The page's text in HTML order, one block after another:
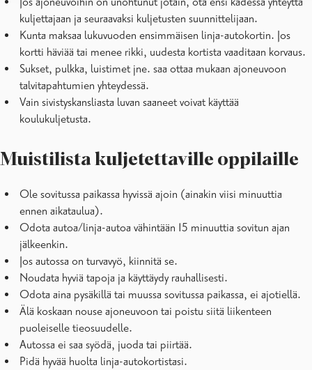
kuljettajaan ja seuraavaksi kuljetusten suunnittelijaan.
Kunta maksaa lukuvuoden ensimmäisen linja-autokortin. Jos
kortti häviää tai menee rikki, uudesta kortista vaaditaan korvaus.
Sukset, pulkka, luistimet jne. saa ottaa mukaan ajoneuvoon
talvitapahtumien yhteydessä.
Vain sivistyskansliasta luvan saaneet voivat käyttää
koulukuljetusta.
Muistilista kuljetettaville oppilaille
Ole sovitussa paikassa hyvissä ajoin (ainakin viisi minuuttia
ennen aikataulua).
Odota autoa/linja-autoa vähintään 15 minuuttia sovitun ajan
jälkeenkin.
Jos autossa on turvavyö, kiinnitä se.
Noudata hyviä tapoja ja käyttäydy rauhallisesti.
Odota aina pysäkillä tai muussa sovitussa paikassa, ei ajotiellä.
Älä koskaan nouse ajoneuvoon tai poistu siitä liikenteen
puoleiselle tieosuudelle.
Autossa ei saa syödä, juoda tai piirtää.
Pidä hyvää huolta linja-autokortistasi.